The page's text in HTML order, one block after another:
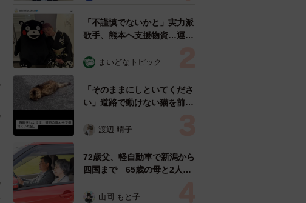
「不謹慎でないかと」実力派
歌手、熊本へ支援物資…運搬
めらい 「痛いほど伝わる」
まいどなトピック
「そのままにしといてくださ
い」道路で動けない猫を前に
ようとした4日間 「命の重
表の訴え
渡辺 晴子
72歳父、軽自動車で新潟から
四国まで 65歳の母と2人で
憩まで分刻み… 「大学生で
山岡 もと子